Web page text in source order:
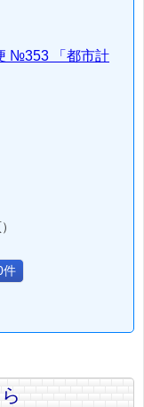
№353 「都市計
件